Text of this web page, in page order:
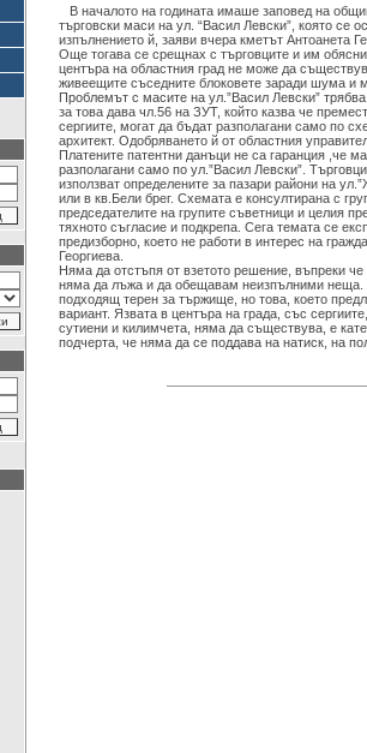
В началото на годината имаше заповед на
търговски маси на ул. “Васил Левски”, която се
изпълнението й, заяви вчера кметът Антоанета
Още тогава се срещнах с търговците и им
центъра на областния град не може да
живеещите съседните блоковете заради шума и
Проблемът с масите на ул.”Васил Левски”
за това дава чл.56 на ЗУТ, който казва че
сергиите, могат да бъдат разполагани само по
архитект. Одобряването й от областния
Платените патентни данъци не са гаранция ,че
разполагани само по ул.”Васил Левски”.
използват определените за пазари райони на
или в кв.Бели брег. Схемата е консултирана с
председателите на групите съветници и целия
тяхното съгласие и подкрепа. Сега темата се
предизборно, което не работи в интерес на
Георгиева.
Няма да отстъпя от взетото решение, въпреки
няма да лъжа и да обещавам неизпълними
подходящ терен за тържище, но това, което
вариант. Язвата в центъра на града, със
сутиени и килимчета, няма да съществува, е
подчерта, че няма да се поддава на натиск, на